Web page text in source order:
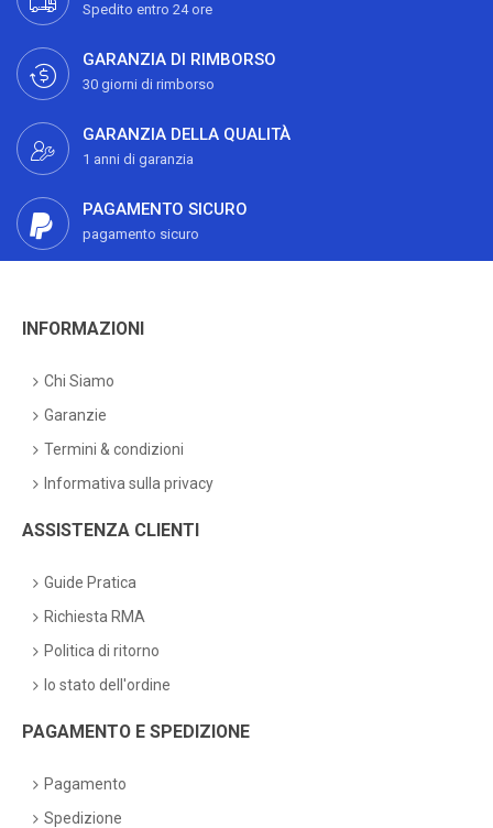
Spedito entro 24 ore
GARANZIA DI RIMBORSO
30 giorni di rimborso
GARANZIA DELLA QUALITÀ
1 anni di garanzia
PAGAMENTO SICURO
pagamento sicuro
INFORMAZIONI
Chi Siamo
Garanzie
Termini & condizioni
Informativa sulla privacy
ASSISTENZA CLIENTI
Guide Pratica
Richiesta RMA
Politica di ritorno
lo stato dell'ordine
PAGAMENTO E SPEDIZIONE
Pagamento
Spedizione